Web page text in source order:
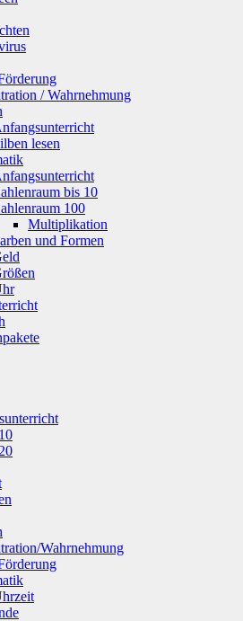
/ Wahrnehmung
lesen
bis 10
100
Multiplikation
und Formen
Wahrnehmung